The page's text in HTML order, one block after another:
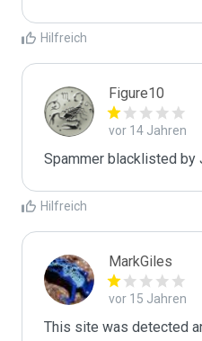
Hilfreich
Figure10
vor 14 Jahren
Spammer blacklisted by
Hilfreich
MarkGiles
vor 15 Jahren
This site was detected